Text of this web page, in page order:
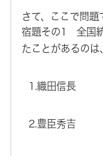
さて、ここで問題
宿題その1 全国
たことがあるのは
1.織田信長
2.豊臣秀吉